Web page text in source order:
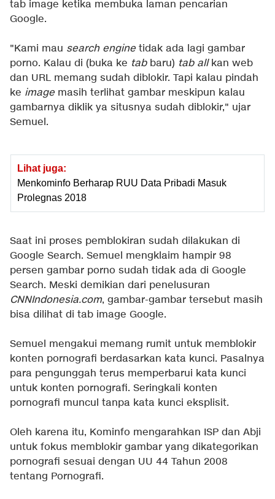
tab image ketika membuka laman pencarian
Google.
"Kami mau search engine tidak ada lagi gambar
porno. Kalau di (buka ke tabbaru) tab allkan web
dan URL memang sudah diblokir. Tapi kalau pindah
ke image masih terlihat gambar meskipun kalau
gambarnya diklik ya situsnya sudah diblokir," ujar
Semuel.
Lihat juga:
Menkominfo Berharap RUU Data Pribadi Masuk
Prolegnas 2018
Saat ini proses pemblokiran sudah dilakukan di
Google Search. Semuel mengklaim hampir 98
persen gambar porno sudah tidak ada di Google
Search. Meski demikian dari penelusuran
CNNIndonesia.com, gambar-gambar tersebut masih
bisa dilihat di tab image Google.
Semuel mengakui memang rumit untuk memblokir
konten pornografi berdasarkan kata kunci. Pasalnya
para pengunggah terus memperbarui kata kunci
untuk konten pornografi. Seringkali konten
pornografi muncul tanpa kata kunci eksplisit.
Oleh karena itu, Kominfo mengarahkan ISP dan Abji
untuk fokus memblokir gambar yang dikategorikan
pornografi sesuai dengan UU 44 Tahun 2008
tentang Pornografi.